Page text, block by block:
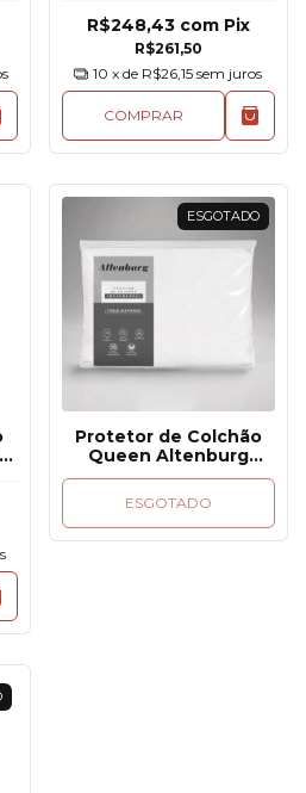
R$261,50
R$248,43 com Pix
10 x de R$26,15 sem juros
COMPRAR
ESGOTADO
Protetor de Colchão
Queen Altenburg
Impermeável Toque
Acetinado
ESGOTADO